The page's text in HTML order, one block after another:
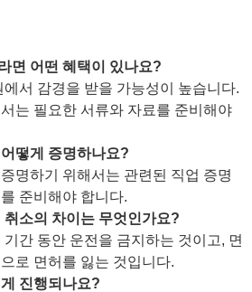
면 어떤 혜택이 있나요?
에서 감경을 받을 가능성이 높습니다.
는 필요한 서류와 자료를 준비해야
떻게 증명하나요?
명하기 위해서는 관련된 직업 증명
준비해야 합니다.
취소의 차이는 무엇인가요?
간 동안 운전을 금지하는 것이고, 면
로 면허를 잃는 것입니다.
진행되나요?